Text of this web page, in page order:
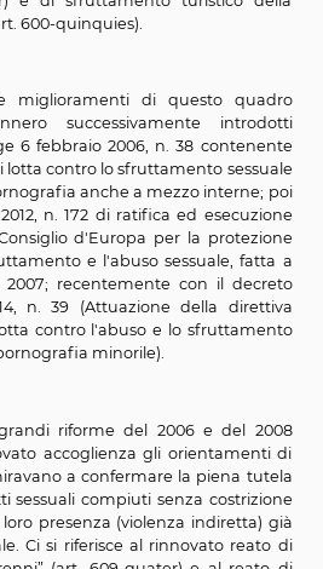
con minorenni nel nuovo
art. 530 (corruzione di
art. 609-quinquies.
invece, si sanzionavano
di induzione,
prostituzione minorile (art.
minorile (art. 600-
pornografico realizzato
e miglioramenti di questo
successivamente
6 febbraio 2006, n. 38